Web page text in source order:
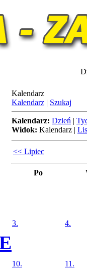
Kalendarz
Kalendarz | Szukaj
Kalendarz: Dzień |
Widok: Kalendarz |
<< Lipiec
Po
3. 4.
10. 11.